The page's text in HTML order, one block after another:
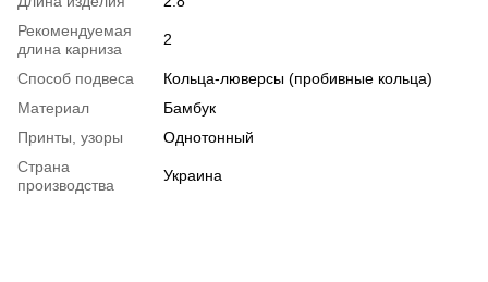
Рекомендуемая
длина карниза
2
Способ подвеса
Кольца-люверсы (пробивные кольца)
Материал
Бамбук
Принты, узоры
Однотонный
Страна
производства
Украина